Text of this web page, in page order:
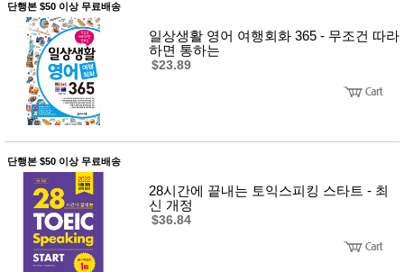
단행본 $50 이상 무료배송
일상생활 영어 여행회화 365 - 무조건 따라
하면 통하는
$23.89
단행본 $50 이상 무료배송
28시간에 끝내는 토익스피킹 스타트 - 최
신 개정
$36.84